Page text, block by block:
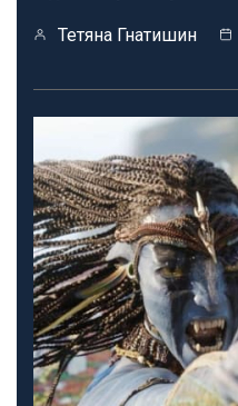
Тетяна Гнатишин